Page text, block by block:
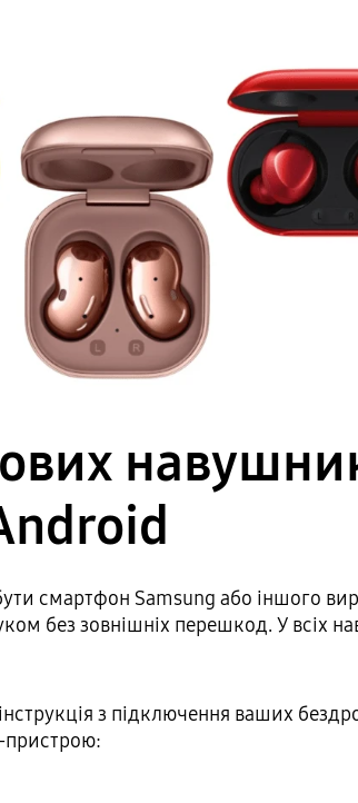
смартфон Samsung або іншого
без зовнішніх перешкод. У всіх
з підключення ваших
пристрою: